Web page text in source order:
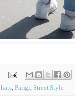
hats, Parigi, Street Style